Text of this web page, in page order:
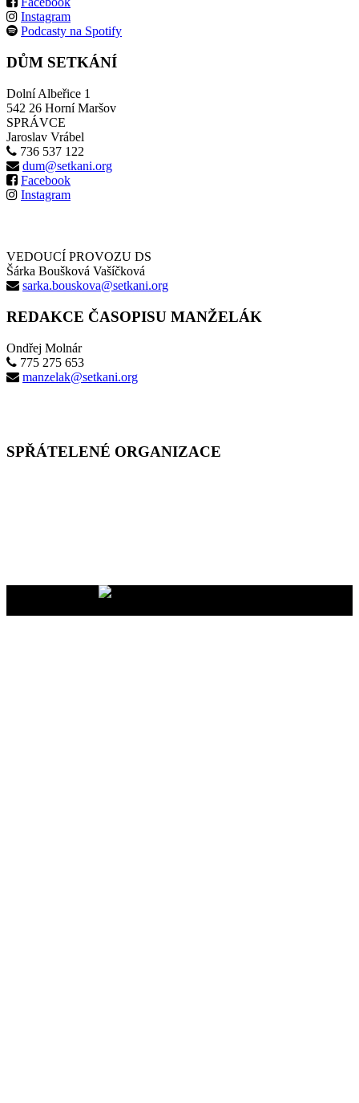
Instagram
Podcasty na Spotify
DŮM SETKÁNÍ
Dolní Albeřice 1
542 26 Horní Maršov
SPRÁVCE
Jaroslav Vrábel
736 537 122
dum@setkani.org
Facebook
Instagram
VEDOUCÍ PROVOZU DS
Šárka Boušková Vašíčková
sarka.bouskova@setkani.org
REDAKCE ČASOPISU MANŽELÁK
Ondřej Molnár
775 275 653
manzelak@setkani.org
SPŘÁTELENÉ ORGANIZACE